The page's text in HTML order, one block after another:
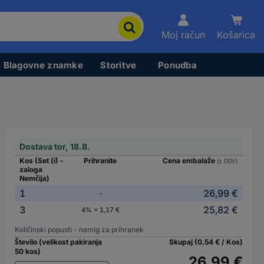
Moj račun Košarica
Blagovne znamke Storitve Ponudba
Dostava tor, 18.8.
Kos (Set (i) -
zaloga
Nemčija)
Prihranite Cena embalaže (z DDV)
1 -
26,99 €
3
4% = 1,17 € 25,82 €
Količinski popusti - namig za prihranek
Število (velikost pakiranja
50 kos)
Skupaj (0,54 € / Kos)